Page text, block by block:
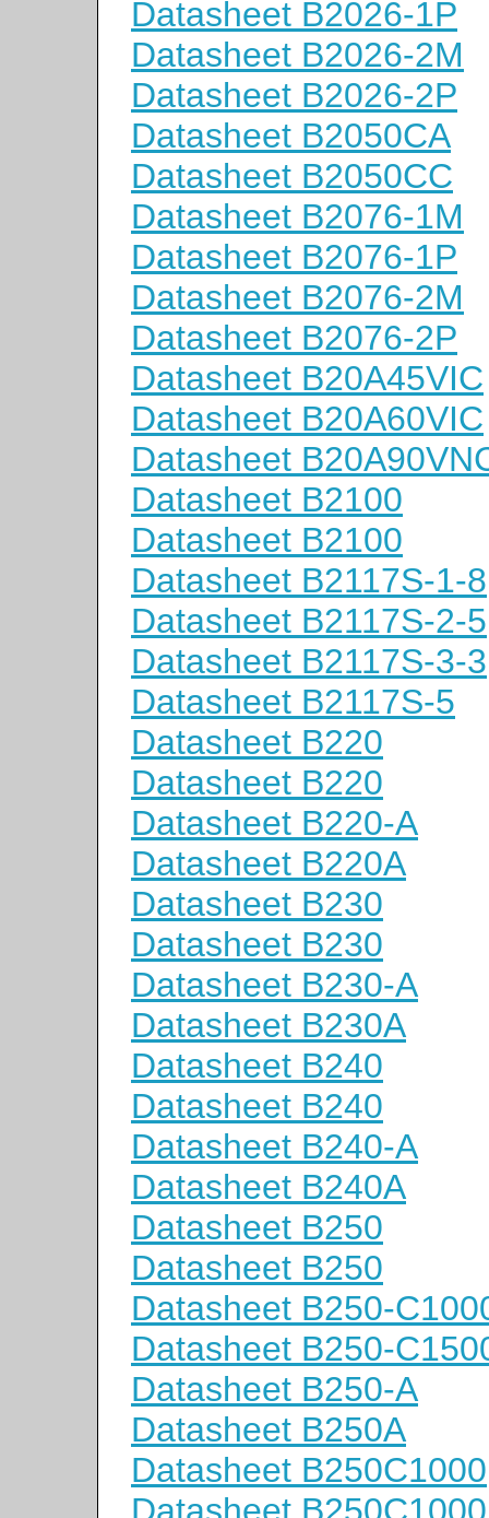
Datasheet B2026-1P
Datasheet B2026-2M
Datasheet B2026-2P
Datasheet B2050CA
Datasheet B2050CC
Datasheet B2076-1M
Datasheet B2076-1P
Datasheet B2076-2M
Datasheet B2076-2P
Datasheet B20A45VIC
Datasheet B20A60VIC
Datasheet
Datasheet B2100
Datasheet B2100
Datasheet B2117S-1-8
Datasheet B2117S-2-5
Datasheet B2117S-3-3
Datasheet B2117S-5
Datasheet B220
Datasheet B220
Datasheet B220-A
Datasheet B220A
Datasheet B230
Datasheet B230
Datasheet B230-A
Datasheet B230A
Datasheet B240
Datasheet B240
Datasheet B240-A
Datasheet B240A
Datasheet B250
Datasheet B250
Datasheet B250-
Datasheet B250-
Datasheet B250-A
Datasheet B250A
Datasheet B250C1000